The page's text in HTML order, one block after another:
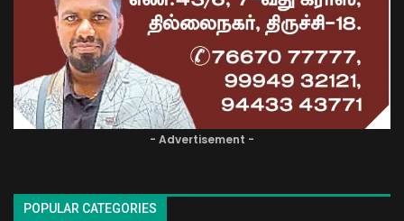
- Advertisement -
POPULAR CATEGORIES